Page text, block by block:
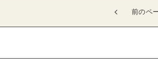
前のペ